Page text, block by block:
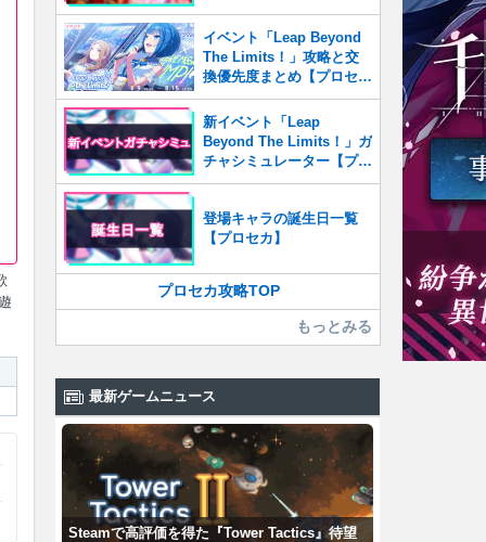
イベント「Leap Beyond
The Limits！」攻略と交
換優先度まとめ【プロセ
カ】
新イベント「Leap
Beyond The Limits！」ガ
チャシミュレーター【プロ
セカ】
登場キャラの誕生日一覧
【プロセカ】
プロセカ攻略TOP
もっとみる
最新ゲームニュース
Steamで高評価を得た『Tower Tactics』待望